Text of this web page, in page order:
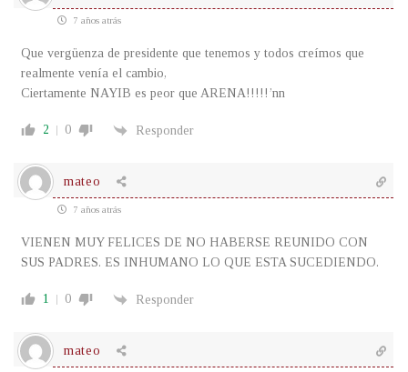
7 años atrás
Que vergüenza de presidente que tenemos y todos creímos que
realmente venía el cambio,
Ciertamente NAYIB es peor que ARENA!!!!!’nn
2 0 Responder
mateo
7 años atrás
VIENEN MUY FELICES DE NO HABERSE REUNIDO CON
SUS PADRES. ES INHUMANO LO QUE ESTA SUCEDIENDO.
1 0 Responder
mateo